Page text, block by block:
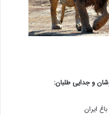
و جدایی طلبان:
ایران